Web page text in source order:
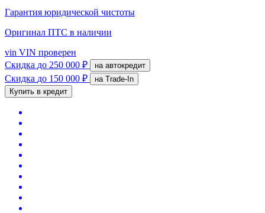
Гарантия юридической чистоты
Оригинал ПТС в наличии
vin VIN проверен
Скидка до 250 000 ₽ на автокредит
Скидка до 150 000 ₽
на Trade-In
Купить в кредит